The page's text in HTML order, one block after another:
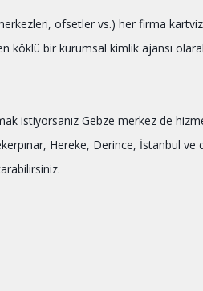
ofsetler vs.) her firma
köklü bir kurumsal kimlik ajansı
istiyorsanız Gebze merkez de
Hereke, Derince, İstanbul ve